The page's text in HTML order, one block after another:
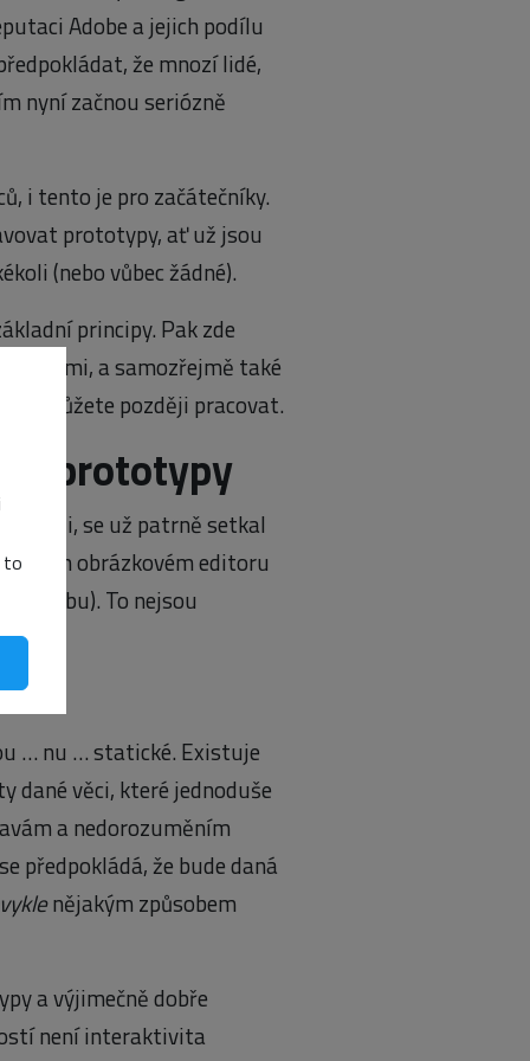
to
Adobe a jejich podílu
že mnozí lidé,
nyní začnou seriózně
i tento je pro začátečníky.
prototypy, ať už jsou
(nebo vůbec žádné).
principy. Pak zde
a samozřejmě také
můžete později pracovat.
prototypy
branži, se už patrně setkal
obrázkovém editoru
webu). To nejsou
… nu … statické. Existuje
dané věci, které jednoduše
a nedorozuměním
předpokládá, že bude daná
nějakým způsobem
a výjimečně dobře
není interaktivita